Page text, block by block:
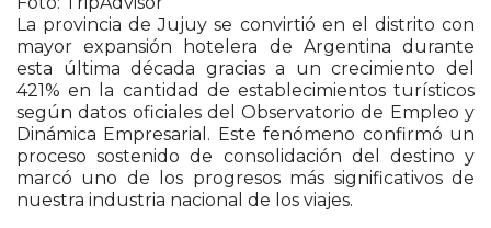
La provincia deJujuy se convirtió en el distrito con
mayor expansión hotelera de Argentina durante
esta última década gracias a un crecimiento del
421% en la cantidad de establecimientos turísticos
según datos oficiales del Observatorio de Empleo y
Dinámica Empresarial. Este fenómeno confirmó un
proceso sostenido de consolidación del destino y
marcó uno de los progresos más significativos de
nuestra industria nacional de los viajes.